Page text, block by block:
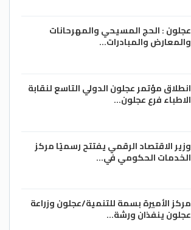
عجلون : الحج المسيحي والمهرحانات
والمعارض والمبادرات…
انطلاق مؤتمر عجلون الدولي التاسع لنقابة
الاطباء فرع عجلون…
وزير الاقتصاد الرقمي يفتتح رسميًا مركز
الخدمات الحكومي في…
مركز الأميرة بسمة للتنمية/عجلون وزراعة
عجلون ينفذان ورشة…